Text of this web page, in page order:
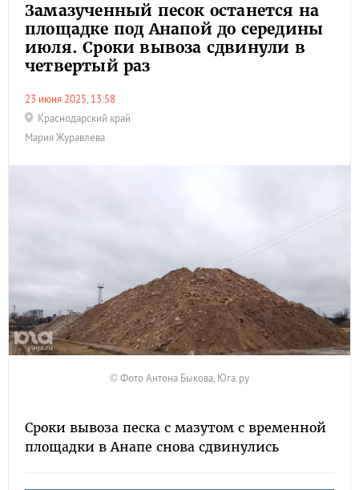
Замазученный песок останется на
площадке под Анапой до середины
июля. Сроки вывоза сдвинули в
четвертый раз
23 июня 2025, 13:58
Краснодарский край
Мария Журавлева
© Фото Антона Быкова, Юга.ру
Сроки вывоза песка с мазутом с временной
площадки в Анапе снова сдвинулись